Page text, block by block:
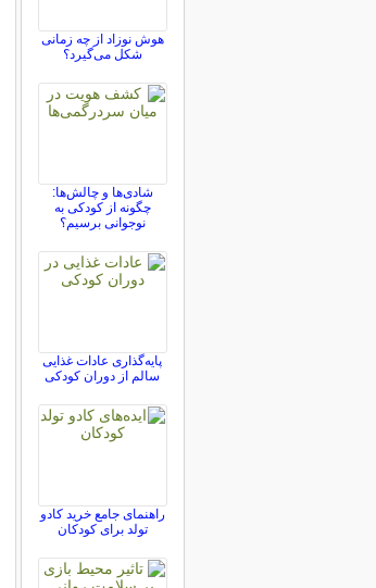
هوش نوزاد از چه زمانی
شکل می‌گیرد؟
شادی‌ها و چالش‌ها:
چگونه از کودکی به
نوجوانی برسیم؟
پایه‌گذاری عادات غذایی
سالم از دوران کودکی
راهنمای جامع خرید کادو
تولد برای کودکان